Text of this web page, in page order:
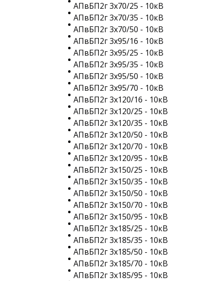
АПвБП2г 3х70/25 - 10кВ
АПвБП2г 3х70/35 - 10кВ
АПвБП2г 3х70/50 - 10кВ
АПвБП2г 3х95/16 - 10кВ
АПвБП2г 3х95/25 - 10кВ
АПвБП2г 3х95/35 - 10кВ
АПвБП2г 3х95/50 - 10кВ
АПвБП2г 3х95/70 - 10кВ
АПвБП2г 3х120/16 - 10кВ
АПвБП2г 3х120/25 - 10кВ
АПвБП2г 3х120/35 - 10кВ
АПвБП2г 3х120/50 - 10кВ
АПвБП2г 3х120/70 - 10кВ
АПвБП2г 3х120/95 - 10кВ
АПвБП2г 3х150/25 - 10кВ
АПвБП2г 3х150/35 - 10кВ
АПвБП2г 3х150/50 - 10кВ
АПвБП2г 3х150/70 - 10кВ
АПвБП2г 3х150/95 - 10кВ
АПвБП2г 3х185/25 - 10кВ
АПвБП2г 3х185/35 - 10кВ
АПвБП2г 3х185/50 - 10кВ
АПвБП2г 3х185/70 - 10кВ
АПвБП2г 3х185/95 - 10кВ